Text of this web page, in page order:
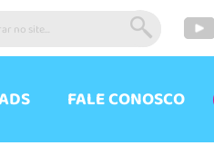
FALE CONOSCO